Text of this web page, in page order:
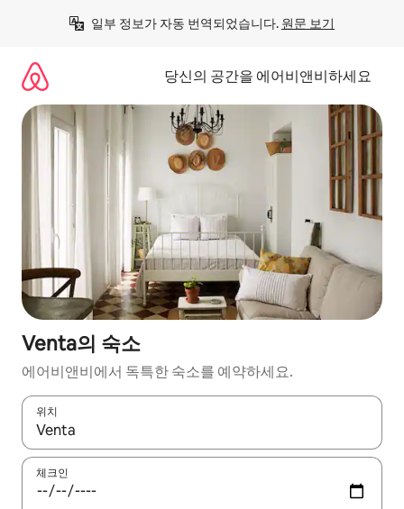
일부 정보가 자동 번역되었습니다. 원문 보기
당신의 공간을 에어비앤비하세요
Venta의 숙소
에어비앤비에서 독특한 숙소를 예약하세요.
위치
결과가 나오면 위·아래 화살표 키를 사용하거나 터치 또는 스와이
체크인